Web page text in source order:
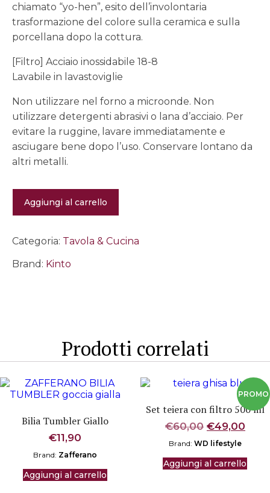
chiamato “yo-hen”, esito dell’involontaria
trasformazione del colore sulla ceramica e sulla
porcellana dopo la cottura.
[Filtro] Acciaio inossidabile 18-8
Lavabile in lavastoviglie
Non utilizzare nel forno a microonde. Non
utilizzare detergenti abrasivi o lana d’acciaio. Per
evitare la ruggine, lavare immediatamente e
asciugare bene dopo l’uso. Conservare lontano da
altri metalli.
Teiera
500ml
quantità
Aggiungi al carrello
Categoria: Tavola & Cucina
Brand: Kinto
Prodotti correlati
Bilia Tumbler Giallo
€11,90
Brand: Zafferano
Aggiungi al carrello
Set teiera con filtro 500 ml
€60,00 Il
prezzo
originale
era:
€49,00Il
è:
Brand: WD lifestyle
Aggiungi al carrello